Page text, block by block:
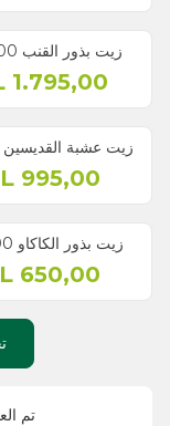
زيت بذور القنب 200 مل
1.795,00
زيت عشبة القديسين 250مل
995,00
TL
نفذ
زيت بذور الكاكاو 200مل
650,00
تم